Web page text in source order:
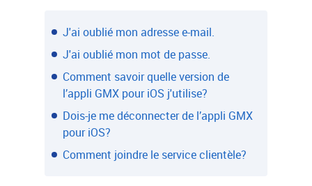
J'ai oublié mon adresse e-mail.
J'ai oublié mon mot de passe.
Comment savoir quelle version de
l’appli GMX pour iOS j'utilise?
Dois-je me déconnecter de l’appli GMX
pour iOS?
Comment joindre le service clientèle?